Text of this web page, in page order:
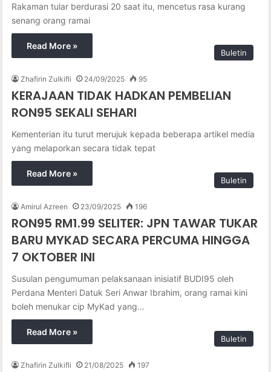
Rakaman tular berdurasi 20 saat itu, mencetus rasa kurang
senang orang ramai
Read More »
Buletin
Zhafirin Zulkifli 24/09/2025 95
KERAJAAN TIDAK HADKAN PEMBELIAN
RON95 SEKALI SEHARI
Kementerian itu turut merujuk kepada beberapa artikel media
yang melaporkan secara tidak tepat
Read More »
Buletin
Amirul Azreen 23/09/2025 196
RON95 RM1.99 SELITER: JPN TAWAR TUKAR
BARU MYKAD SECARA PERCUMA HINGGA
7 OKTOBER INI
Susulan pengumuman pelaksanaan inisiatif BUDI95 oleh
Perdana Menteri Datuk Seri Anwar Ibrahim, orang ramai kini
boleh menukar cip MyKad yang…
Read More »
Buletin
Zhafirin Zulkifli 21/08/2025 197